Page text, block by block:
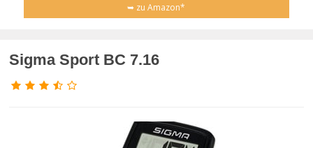
➥ zu Amazon*
Sigma Sport BC 7.16